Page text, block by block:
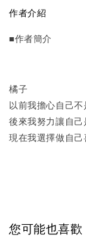
作者介紹
■作者簡介
橘子
以前我擔心自己
後來我努力讓自
現在我選擇做自
您可能也喜歡